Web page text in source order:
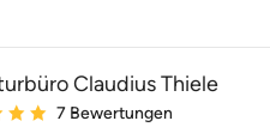
Claudius Thiele
Bewertung: 4.9 von 5 Sternen
7 Bewertungen